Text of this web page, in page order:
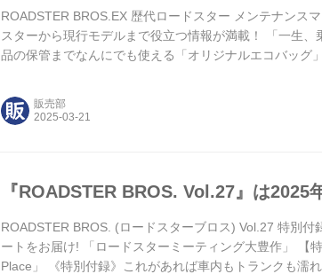
ROADSTER BROS.EX 歴代ロードスター メンテナンス
スターから現行モデルまで役立つ情報が満載！ 「一生
品の保管までなんにでも使える「オリジナルエコバッグ
が多いと言うことだ。またマツダのレストア事業により
販売部
『ROADSTER BROS. Vol.27』は2025
ROADSTER BROS. (ロードスターブロス) Vol.27 特別
ートをお届け! 「ロードスターミーティング大豊作」 【
Place」 《特別付録》これがあれば車内もトランクも濡